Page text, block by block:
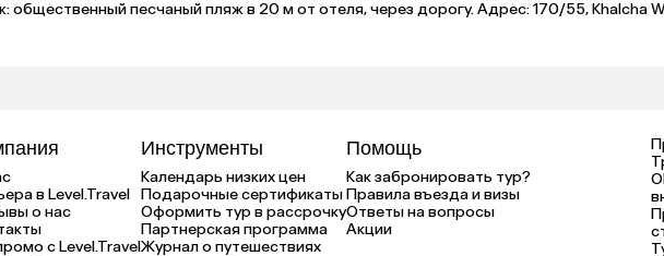
песчаный пляж в 20 м от отеля, через дорогу. Адрес: 170/55, Khalcha
в Level.Travel
о нас
с Level.Travel
Инструменты
Календарь низких цен
Подарочные сертификаты
Оформить тур в рассрочку
Партнерская программа
Журнал о путешествиях
Помощь
Как забронировать тур?
Правила въезда и визы
Ответы на вопросы
Акции